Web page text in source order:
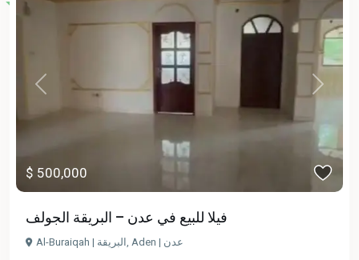
Previous Next
$ 500,000
فيلا للبيع في عدن – البريقة الجولف
Al-Buraiqah | البريقة Aden | عدن